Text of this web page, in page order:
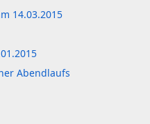
14.03.2015
Abendlaufs